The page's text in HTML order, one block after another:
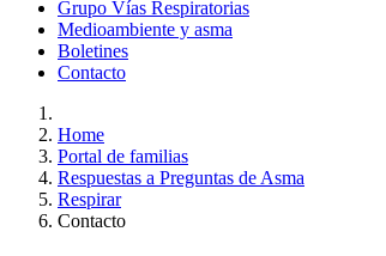
Grupo Vías Respiratorias
Medioambiente y asma
Boletines
Contacto
Home
Portal de familias
Respuestas a Preguntas de Asma
Respirar
Contacto